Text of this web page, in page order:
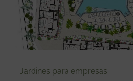
Jardines para empresas